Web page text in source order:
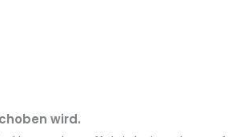
wird.